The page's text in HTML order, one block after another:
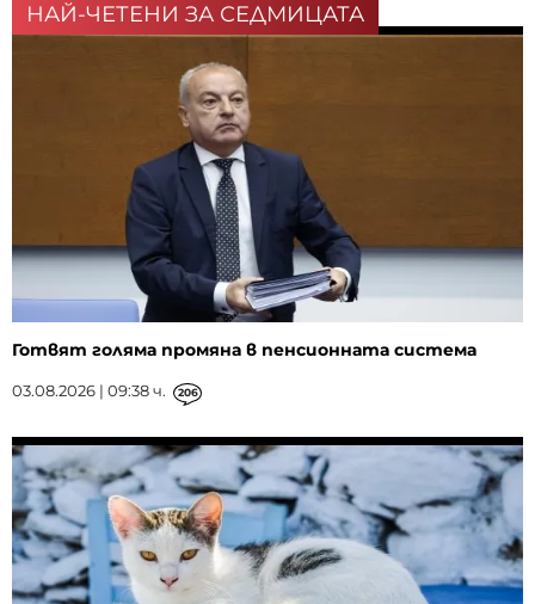
НАЙ-ЧЕТЕНИ ЗА СЕДМИЦАТА
Готвят голяма промяна в пенсионната система
03.08.2026 | 09:38 ч. 206